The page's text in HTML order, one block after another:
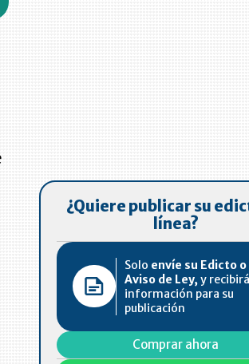
¿Quiere publicar su
línea?
Solo envíe su Edicto o
Aviso de Ley, y
información para su
publicación
Comprar ahora